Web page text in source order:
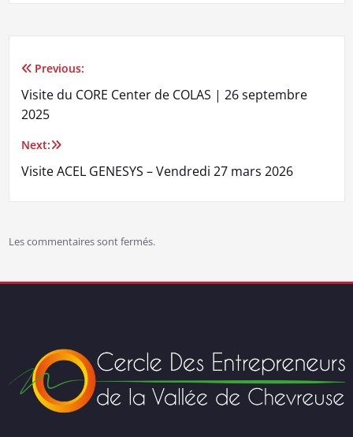
Navigation
de
l’article
Previous:
Visite du CORE Center de COLAS | 26 septembre
2025
Next:
Visite ACEL GENESYS – Vendredi 27 mars 2026
Les commentaires sont fermés.